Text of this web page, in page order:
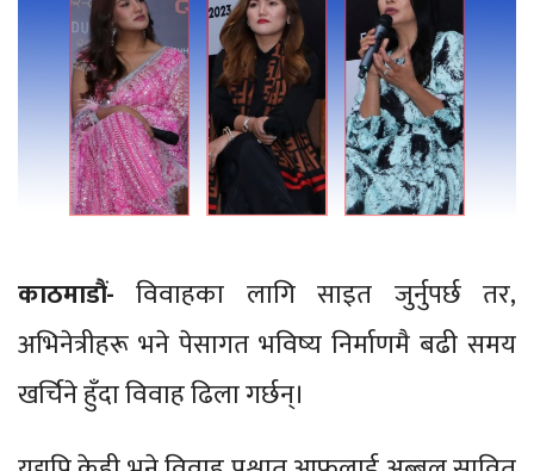
काठमाडौं- विवाहका लागि साइत जुर्नुपर्छ तर,
अभिनेत्रीहरू भने पेसागत भविष्य निर्माणमै बढी समय
खर्चिने हुँदा विवाह ढिला गर्छन्।